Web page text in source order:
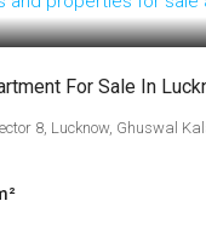
For Sale In
8, Lucknow, Ghuswal